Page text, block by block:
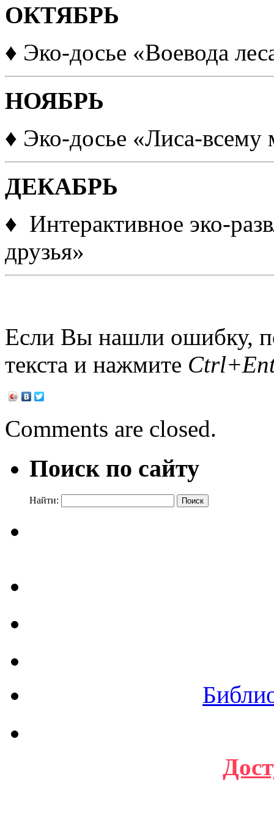
ОКТЯБРЬ
♦ Эко-досье «Воевода
НОЯБРЬ
♦ Эко-досье «Лиса-всему
ДЕКАБРЬ
♦ Интерактивное эко-
друзья»
Если Вы нашли ошибку,
текста и нажмите
Comments are closed.
Поиск по сайту
Найти: